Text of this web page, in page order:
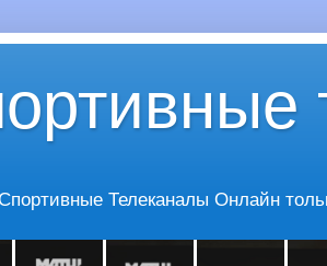
Телеканалы Онлайн